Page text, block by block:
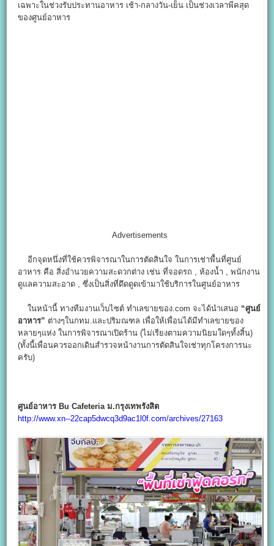
เฉพาะในช่วงรับประทานอาหาร เช้า-กลางวัน-เย็น เป็นช่วงเวลาพีคสุด
ของศูนย์อาหาร
Advertisements
อีกจุดหนึ่งที่ใช้ควรพิจารณาในการตัดสินใจ ในการเช่าพื้นที่ศูนย์
อาหาร คือ สิ่งอำนวยความสะดวกต่าง เช่น ที่จอดรถ , ห้องน้ำ , พนักงาน
ดูแลความสะอาด , ซึ่งเป็นสิ่งที่ดึดดูดเข้ามาใช้บริการในศูนย์อาหาร
ในหน้านี้ ทางทีมงานเว็บไซต์ ทำเลขายของ.com จะได้นำเสนอ “ศูนย์
อาหาร” ต่างๆในกทม.และปริมณฑล เพื่อให้เพื่อนได้มีทำเลขายของ
หลายๆแห่ง ในการพิจารณาเปิดร้าน (ไม่เรียงตามความนิยมใดๆทั้งสิ้น)
(ทั้งนี้เพื่อนควรออกเดินสำรวจหน้างานการตัดสินใจเช่าทุกโครงการนะ
ครับ)
ศูนย์อาหาร Bu Cafeteria ม.กรุงเทพรังสิต
http://www.xn--22cap5dwcq3d9ac1l0f.com/archives/27163